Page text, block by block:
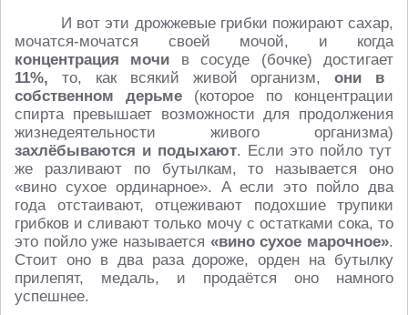
И вот эти дрожжевые грибки пожирают сахар,
мочатся-мочатся своей мочой, и когда
концентрация мочи в сосуде (бочке) достигает
11%, то, как всякий живой организм,они в
собственном дерьме (которое по концентрации
спирта превышает возможности для продолжения
жизнедеятельности живого организма)
захлёбываются и подыхают. Если это пойло тут
же разливают по бутылкам, то называется оно
«вино сухое ординарное». А если это пойло два
года отстаивают, отцеживают подохшие трупики
грибков и сливают только мочу с остатками сока, то
это пойло уже называется «вино сухое марочное».
Стоит оно в два раза дороже, орден на бутылку
прилепят, медаль, и продаётся оно намного
успешнее.